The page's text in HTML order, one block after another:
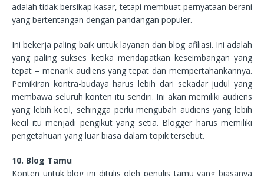
adalah tidak bersikap kasar, tetapi membuat pernyataan berani
yang bertentangan dengan pandangan populer.
Ini bekerja paling baik untuk layanan dan blog afiliasi. Ini adalah
yang paling sukses ketika mendapatkan keseimbangan yang
tepat – menarik audiens yang tepat dan mempertahankannya.
Pemikiran kontra-budaya harus lebih dari sekadar judul yang
membawa seluruh konten itu sendiri. Ini akan memiliki audiens
yang lebih kecil, sehingga perlu mengubah audiens yang lebih
kecil itu menjadi pengikut yang setia. Blogger harus memiliki
pengetahuan yang luar biasa dalam topik tersebut.
10. Blog Tamu
Konten untuk blog ini ditulis oleh penulis tamu yang biasanya